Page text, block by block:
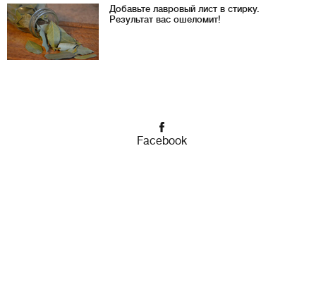
Добавьте лавровый лист в стирку.
Результат вас ошеломит!
Facebook